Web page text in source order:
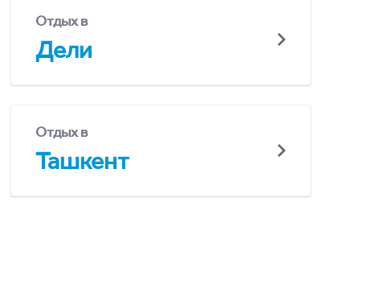
Отдых в
Дели
Отдых в
Ташкент